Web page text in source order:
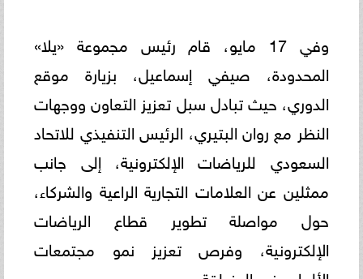
وفي 17 مايو، قام رئيس مجموعة «يلا»
المحدودة، صيفي إسماعيل، بزيارة موقع
الدوري، حيث تبادل سبل تعزيز التعاون ووجهات
النظر مع روان البتيري، الرئيس التنفيذي للاتحاد
السعودي للرياضات الإلكترونية، إلى جانب
ممثلين عن العلامات التجارية الراعية والشركاء،
حول مواصلة تطوير قطاع الرياضات
الإلكترونية، وفرص تعزيز نمو مجتمعات